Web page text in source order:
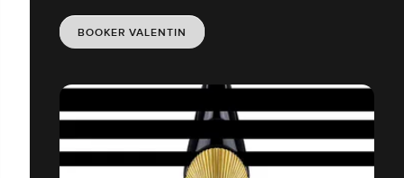
BOOKER VALENTIN